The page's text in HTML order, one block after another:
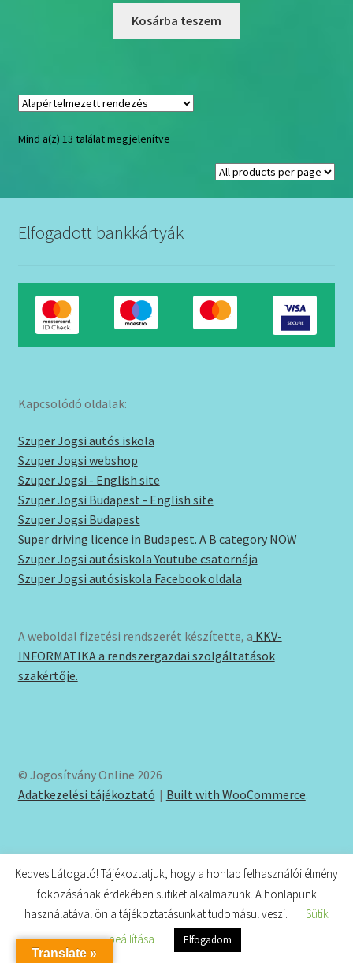
Kosárba teszem
Mind a(z) 13 találat megjelenítve
Elfogadott bankkártyák
Kapcsolódó oldalak:
Szuper Jogsi autós iskola
Szuper Jogsi webshop
Szuper Jogsi - English site
Szuper Jogsi Budapest - English site
Szuper Jogsi Budapest
Super driving licence in Budapest. A B category NOW
Szuper Jogsi autósiskola Youtube csatornája
Szuper Jogsi autósiskola Facebook oldala
A weboldal fizetési rendszerét készítette, a KKV-
INFORMATIKA a rendszergazdai szolgáltatások
szakértője.
© Jogosítvány Online 2026
Adatkezelési tájékoztató
Built with WooCommerce.
Keresés
Keresés
Kedves Látogató! Tájékoztatjuk, hogy a honlap felhasználói élmény
fokozásának érdekében sütiket alkalmazunk. A honlapunk
használatával ön a tájékoztatásunkat tudomásul veszi.
Sütik
beállítása
Elfogadom
Translate »